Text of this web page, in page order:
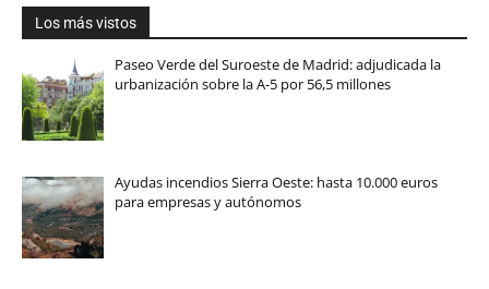
Los más vistos
Paseo Verde del Suroeste de Madrid: adjudicada la
urbanización sobre la A-5 por 56,5 millones
Ayudas incendios Sierra Oeste: hasta 10.000 euros
para empresas y autónomos